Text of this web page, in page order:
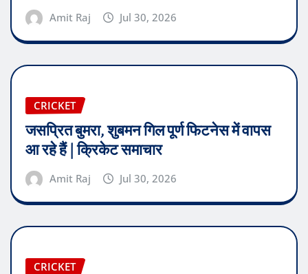
Amit Raj Jul 30, 2026
CRICKET
जसप्रित बुमरा, शुबमन गिल पूर्ण फिटनेस में वापस
आ रहे हैं | क्रिकेट समाचार
Amit Raj Jul 30, 2026
CRICKET